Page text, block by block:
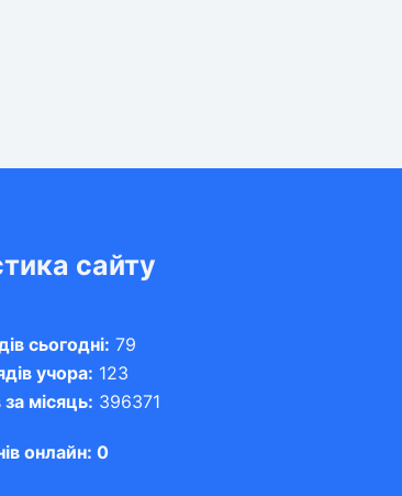
сайту
сьогодні: 79
учора: 123
місяць: 396371
онлайн: 0